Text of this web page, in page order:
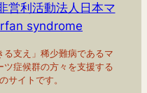
利活動法人日本マ
syndrome
る支え」稀少難病であるマ
ツ症候群の方々を支援する
サイトです。